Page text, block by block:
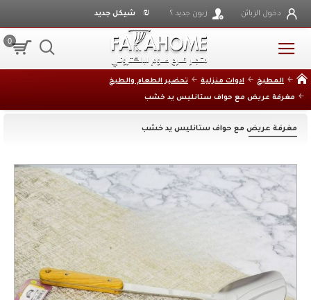
دخول الزبائن زبون جديد ؟ ₪ شيكل جديد
0
المطبخ ادوات منزلية تحضير الطعام والطبخ
مغرفة عريض مع حواف ستانليس يد خشب
مغرفة عريض مع حواف ستانليس يد خشب